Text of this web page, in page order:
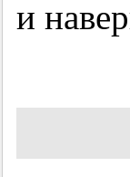
и